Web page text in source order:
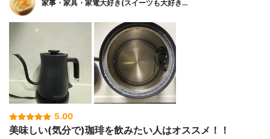
家事・家具・家電大好き(スイーツも大好き…
5.00
美味しい(気分で)珈琲を飲みたい人はオススメ！！